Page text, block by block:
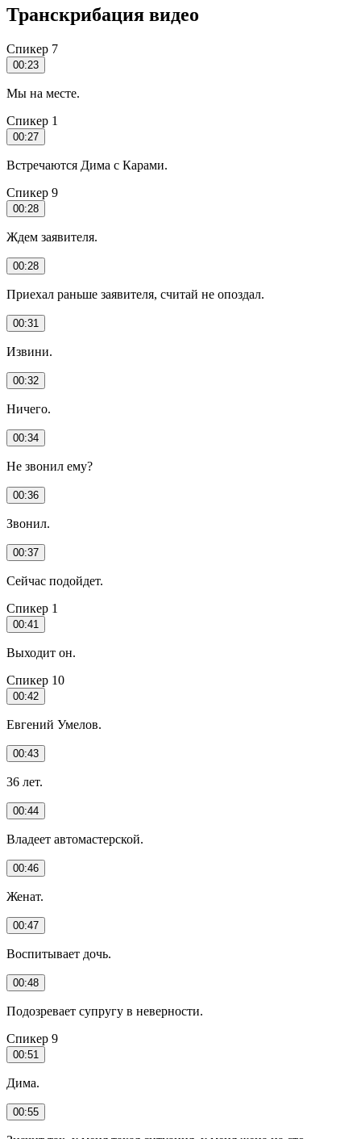
Транскрибация видео
Спикер 7
00:23
Мы на месте.
Спикер 1
00:27
Встречаются Дима с Карами.
Спикер 9
00:28
Ждем заявителя.
00:28
Приехал раньше заявителя, считай не опоздал.
00:31
Извини.
00:32
Ничего.
00:34
Не звонил ему?
00:36
Звонил.
00:37
Сейчас подойдет.
Спикер 1
00:41
Выходит он.
Спикер 10
00:42
Евгений Умелов.
00:43
36 лет.
00:44
Владеет автомастерской.
00:46
Женат.
00:47
Воспитывает дочь.
00:48
Подозревает супругу в неверности.
Спикер 9
00:51
Дима.
00:55